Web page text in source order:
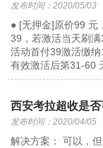
发布时间：2020/05/03
● [无押金]原价99 元
39，若激活当天刷
活动首付39激活缴
有效激活后第31-60
西安考拉超收是否
发布时间：2020/04/05
解决方案： 可以，